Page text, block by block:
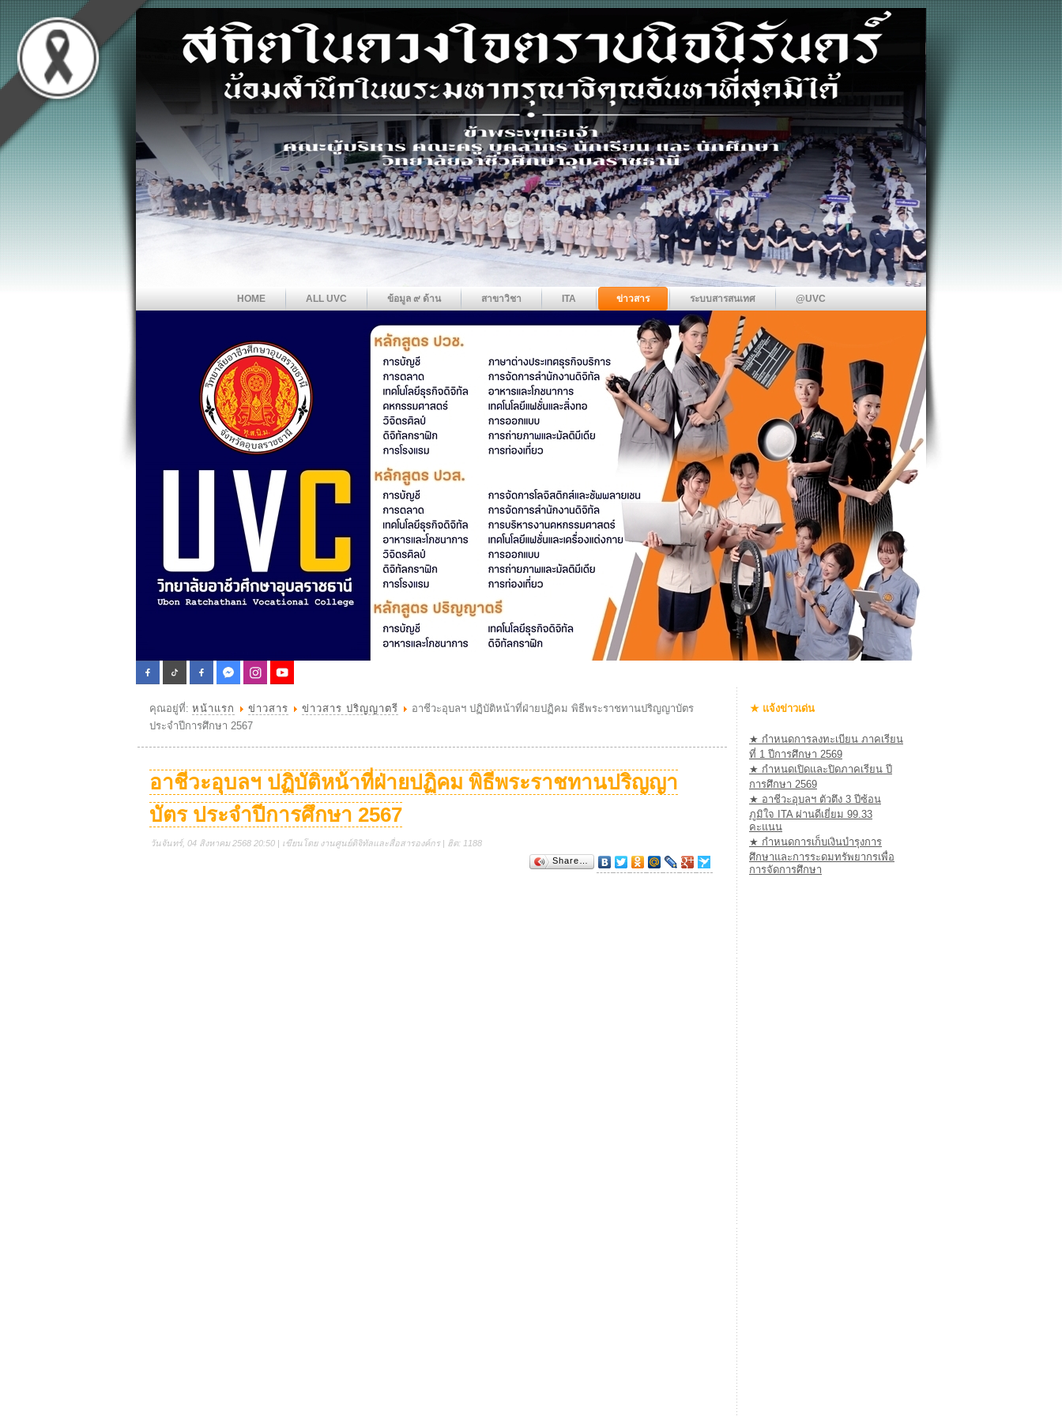
HOME ALL UVC ข้อมูล ๙ ด้าน สาขาวิชา ITA ข่าวสาร ระบบสารสนเทศ @UVC
คุณอยู่ที่: หน้าแรก ข่าวสาร ข่าวสาร ปริญญาตรี
อาชีวะอุบลฯ ปฏิบัติหน้าที่ฝ่ายปฏิคม พิธีพระราชทานปริญญาบัตร
ประจำปีการศึกษา 2567
อาชีวะอุบลฯ ปฏิบัติหน้าที่ฝ่ายปฏิคม พิธีพระราชทานปริญญา
บัตร ประจำปีการศึกษา 2567
วันจันทร์, 04 สิงหาคม 2568 20:50 | เขียนโดย งานศูนย์ดิจิทัลและสื่อสารองค์กร | ฮิต: 1188
Share…
★ แจ้งข่าวเด่น
★ กำหนดการลงทะเบียน ภาคเรียน
ที่ 1 ปีการศึกษา 2569
★ กำหนดเปิดและปิดภาคเรียน ปี
การศึกษา 2569
★ อาชีวะอุบลฯ ตัวตึง 3 ปีซ้อน
ภูมิใจ ITA ผ่านดีเยี่ยม 99.33
คะแนน
★ กำหนดการเก็บเงินบำรุงการ
ศึกษาและการระดมทรัพยากรเพื่อ
การจัดการศึกษา